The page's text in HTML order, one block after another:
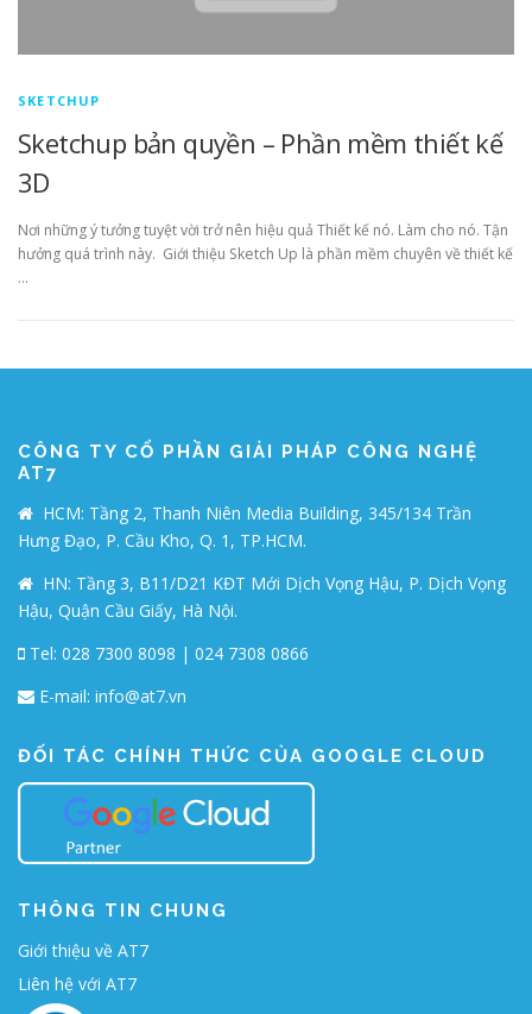
SKETCHUP
Sketchup bản quyền – Phần mềm thiết kế
3D
Nơi những ý tưởng tuyệt vời trở nên hiệu quả Thiết kế nó. Làm cho nó. Tận
hưởng quá trình này. Giới thiệu Sketch Up là phần mềm chuyên về thiết kế
…
CÔNG TY CỔ PHẦN GIẢI PHÁP CÔNG NGHỆ
AT7
HCM: Tầng 2, Thanh Niên Media Building, 345/134 Trần
Hưng Đạo, P. Cầu Kho, Q. 1, TP.HCM.
HN: Tầng 3, B11/D21 KĐT Mới Dịch Vọng Hậu, P. Dịch Vọng
Hậu, Quận Cầu Giấy, Hà Nội.
Tel: 028 7300 8098 | 024 7308 0866
E-mail: info@at7.vn
ĐỐI TÁC CHÍNH THỨC CỦA GOOGLE CLOUD
THÔNG TIN CHUNG
Giới thiệu về AT7
Liên hệ với AT7